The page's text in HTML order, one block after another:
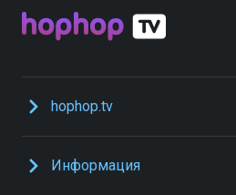
hophop.tv
Информация